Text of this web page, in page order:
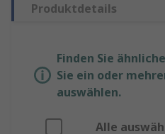
Produktdetails
Finden Sie
Sie ein oder
auswählen.
Alle